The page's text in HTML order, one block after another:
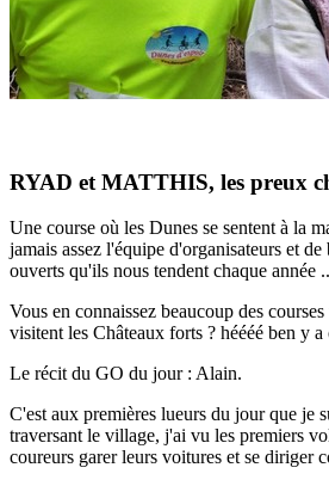
RYAD et MATTHIS, les preux
Une course où les Dunes se sentent à la
jamais assez l'équipe d'organisateurs et
ouverts qu'ils nous tendent chaque année ..
Vous en connaissez beaucoup des
visitent les Châteaux forts ? héééé ben y
Le récit du GO du jour : Alain.
C'est aux premières lueurs du jour que je
traversant le village, j'ai vu les premiers
coureurs garer leurs voitures et se diriger